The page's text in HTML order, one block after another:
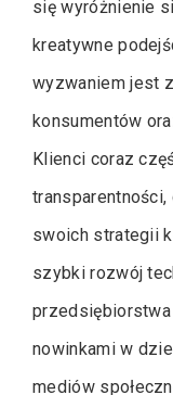
się wyróżnienie
kreatywne
wyzwaniem jest
konsumentów
Klienci coraz
swoich strategii
szybki rozwój
nowinkami w
mediów